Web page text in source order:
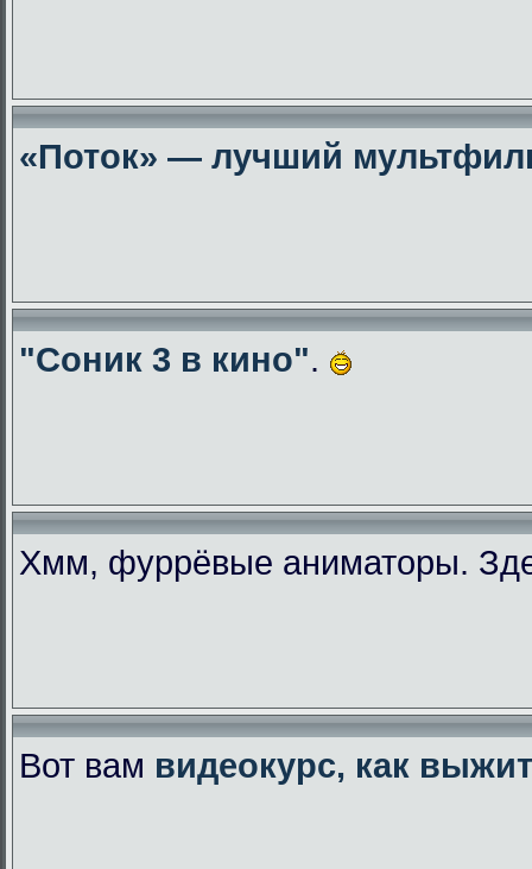
«Поток» — лучший
"Соник 3 в кино".
Хмм, фуррёвые аниматоры.
Вот вам видеокурс, как